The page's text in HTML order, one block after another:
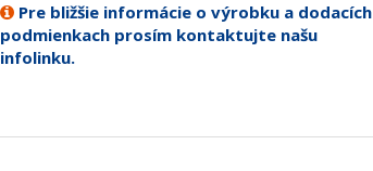
Pre bližšie informácie o výrobku a dodacích
podmienkach prosím kontaktujte našu
infolinku.